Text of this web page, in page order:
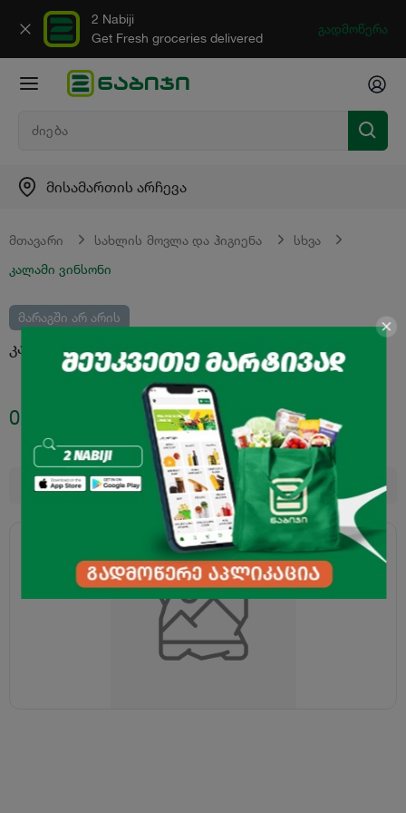
2 Nabiji
Get Fresh groceries delivered
გადმოწერა
მისამართის არჩევა
მთავარი სახლის მოვლა და ჰიგიენა
სხვა
კალამი ვინსონი
მარაგში არ არის
კალამი ვინსონი
0.29